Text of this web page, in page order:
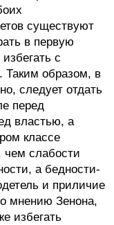
существуют
в первую
с
Таким образом, в
следует отдать
перед
властью, а
классе
чем слабости
а бедности-
и приличие
мнению Зенона,
избегать